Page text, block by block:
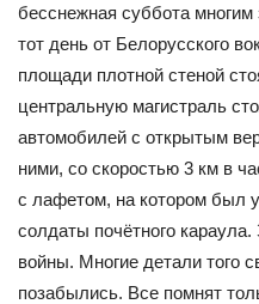
бесснежная суббота
тот день от Белорусского
площади плотной стеной
центральную магистраль
автомобилей с открытым
ними, со скоростью 3 км в
с лафетом, на котором был
солдаты почётного
войны. Многие детали того
позабылись. Все помнят